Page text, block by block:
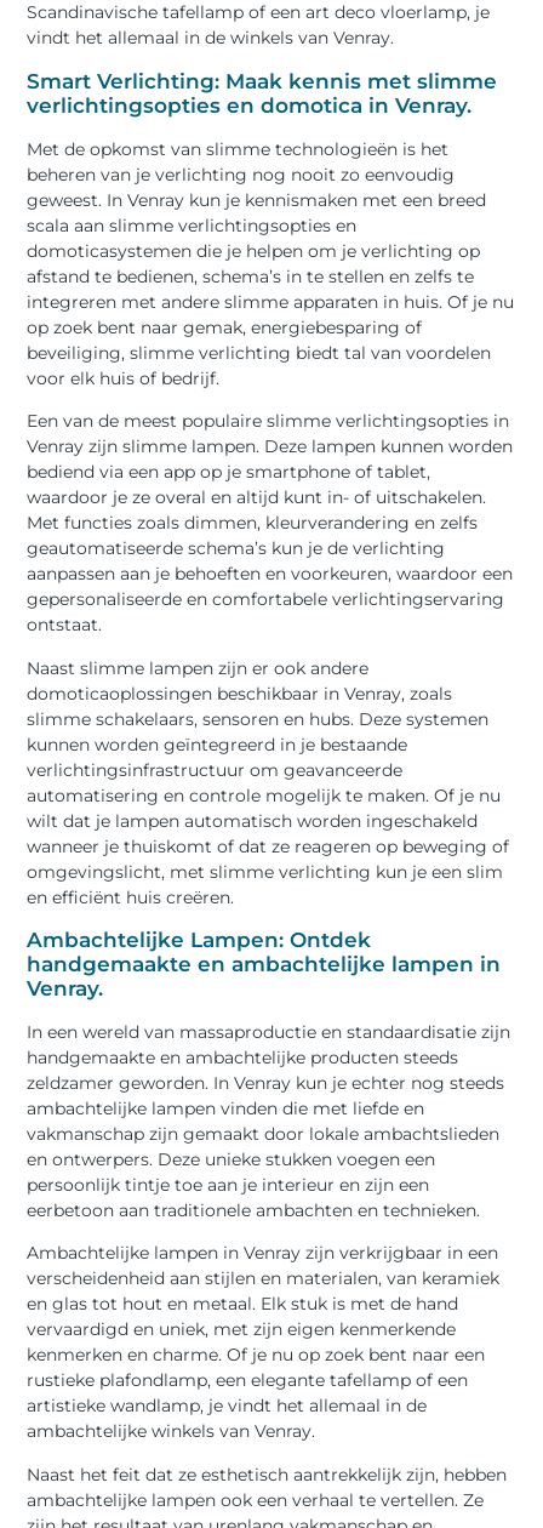
Scandinavische tafellamp of een art deco vloerlamp, je
vindt het allemaal in de winkels van Venray.
Smart Verlichting: Maak kennis met slimme
verlichtingsopties en domotica in Venray.
Met de opkomst van slimme technologieën is het
beheren van je verlichting nog nooit zo eenvoudig
geweest. In Venray kun je kennismaken met een breed
scala aan slimme verlichtingsopties en
domoticasystemen die je helpen om je verlichting op
afstand te bedienen, schema’s in te stellen en zelfs te
integreren met andere slimme apparaten in huis. Of je nu
op zoek bent naar gemak, energiebesparing of
beveiliging, slimme verlichting biedt tal van voordelen
voor elk huis of bedrijf.
Een van de meest populaire slimme verlichtingsopties in
Venray zijn slimme lampen. Deze lampen kunnen worden
bediend via een app op je smartphone of tablet,
waardoor je ze overal en altijd kunt in- of uitschakelen.
Met functies zoals dimmen, kleurverandering en zelfs
geautomatiseerde schema’s kun je de verlichting
aanpassen aan je behoeften en voorkeuren, waardoor een
gepersonaliseerde en comfortabele verlichtingservaring
ontstaat.
Naast slimme lampen zijn er ook andere
domoticaoplossingen beschikbaar in Venray, zoals
slimme schakelaars, sensoren en hubs. Deze systemen
kunnen worden geïntegreerd in je bestaande
verlichtingsinfrastructuur om geavanceerde
automatisering en controle mogelijk te maken. Of je nu
wilt dat je lampen automatisch worden ingeschakeld
wanneer je thuiskomt of dat ze reageren op beweging of
omgevingslicht, met slimme verlichting kun je een slim
en efficiënt huis creëren.
Ambachtelijke Lampen: Ontdek
handgemaakte en ambachtelijke lampen in
Venray.
In een wereld van massaproductie en standaardisatie zijn
handgemaakte en ambachtelijke producten steeds
zeldzamer geworden. In Venray kun je echter nog steeds
ambachtelijke lampen vinden die met liefde en
vakmanschap zijn gemaakt door lokale ambachtslieden
en ontwerpers. Deze unieke stukken voegen een
persoonlijk tintje toe aan je interieur en zijn een
eerbetoon aan traditionele ambachten en technieken.
Ambachtelijke lampen in Venray zijn verkrijgbaar in een
verscheidenheid aan stijlen en materialen, van keramiek
en glas tot hout en metaal. Elk stuk is met de hand
vervaardigd en uniek, met zijn eigen kenmerkende
kenmerken en charme. Of je nu op zoek bent naar een
rustieke plafondlamp, een elegante tafellamp of een
artistieke wandlamp, je vindt het allemaal in de
ambachtelijke winkels van Venray.
Naast het feit dat ze esthetisch aantrekkelijk zijn, hebben
ambachtelijke lampen ook een verhaal te vertellen. Ze